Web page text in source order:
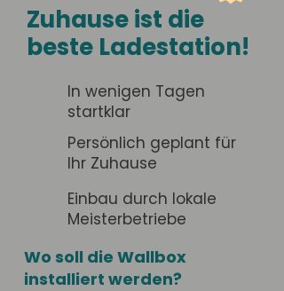
Zuhause ist die
beste Ladestation!
In wenigen Tagen
startklar
Persönlich geplant für
Ihr Zuhause
Einbau durch lokale
Meisterbetriebe
Wo soll die Wallbox
installiert werden?